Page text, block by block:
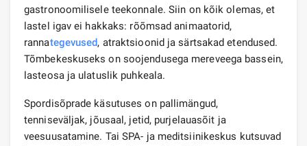
gastronoomilisele teekonnale. Siin on kõik olemas, et
lastel igav ei hakkaks: rõõmsad animaatorid,
rannategevused, atraktsioonid ja särtsakad etendused.
Tõmbekeskuseks on soojendusega mereveega bassein,
lasteosa ja ulatuslik puhkeala.
Spordisõprade käsutuses on pallimängud,
tenniseväljak, jõusaal, jetid, purjelauasõit ja
veesuusatamine. Tai SPA- ja meditsiinikeskus kutsuvad